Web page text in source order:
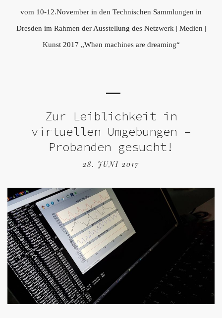
vom 10-12.November in den Technischen Sammlungen in
Dresden im Rahmen der Ausstellung des Netzwerk | Medien |
Kunst 2017 „When machines are dreaming“
Zur Leiblichkeit in
virtuellen Umgebungen –
Probanden gesucht!
28. JUNI 2017